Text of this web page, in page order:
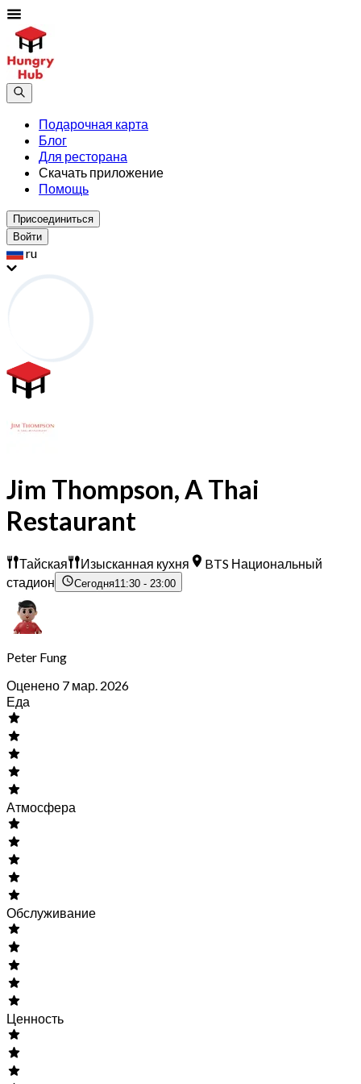
Подарочная карта
Блог
Для ресторана
Скачать приложение
Помощь
Присоединиться
Войти
ru
Jim Thompson, A Thai
Restaurant
Тайская Изысканная кухня
BTS Национальный
стадион
Сегодня11:30 - 23:00
Peter Fung
Оценено 7 мар. 2026
Еда
Атмосфера
Обслуживание
Ценность